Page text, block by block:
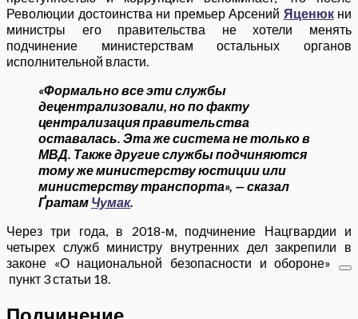
Революции достоинства ни премьер Арсений Яценюкни
министры его правительства не хотели менять
подчинение министерствам остальных органов
исполнительной власти.
«Формально все эти службы
децентрализовали, но по факту
централизация правительства
оставалась. Эта же система не только в
МВД. Также другие службы подчиняются
тому же министерству юстиции или
министерству транспорта», — сказал
Ґратам Чумак.
Через три года, в 2018-м, подчинение Нацгвардии и
четырех служб министру внутренних дел закрепили в
законе «О национальной безопасности и обороне»
пункт 3 статьи 18
Подчинение